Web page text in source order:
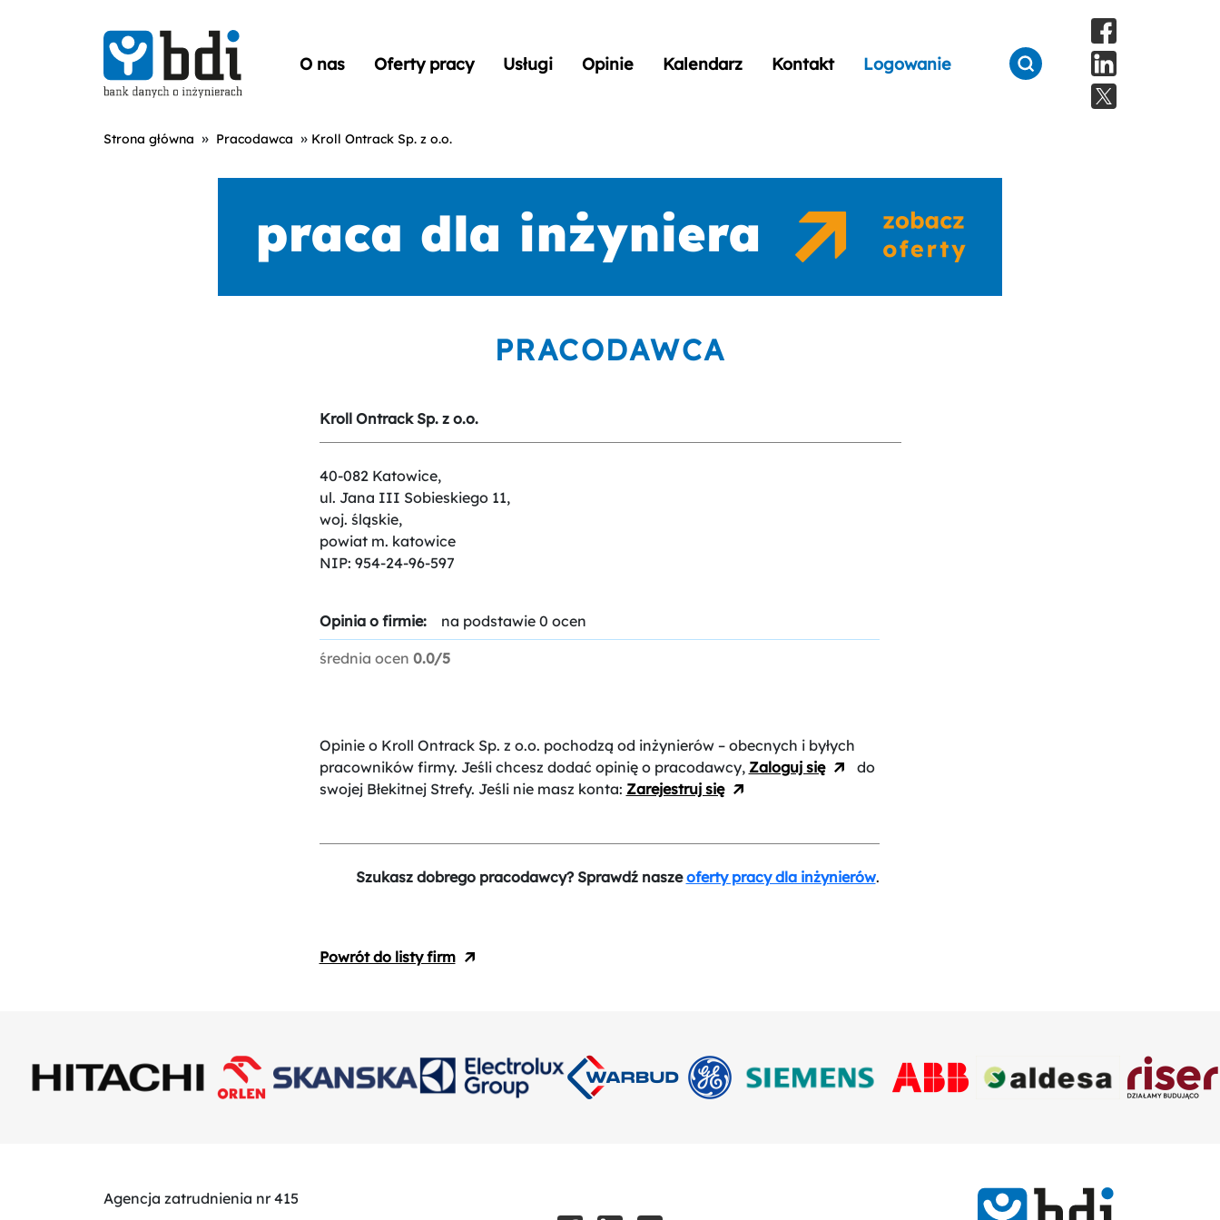
O nas Oferty pracy Usługi Opinie Kalendarz Kontakt Logowanie
Strona główna » Pracodawca » Kroll Ontrack Sp. z o.o.
PRACODAWCA
Kroll Ontrack Sp. z o.o.
40-082 Katowice,
ul. Jana III Sobieskiego 11,
woj. śląskie,
powiat m. katowice
NIP: 954-24-96-597
Opinia o firmie: na podstawie 0 ocen
średnia ocen 0.0/5
Opinie o Kroll Ontrack Sp. z o.o. pochodzą od inżynierów – obecnych i byłych
pracowników firmy. Jeśli chcesz dodać opinię o pracodawcy, Zaloguj się
do
swojej Błekitnej Strefy. Jeśli nie masz konta: Zarejestruj się
Szukasz dobrego pracodawcy? Sprawdź naszeoferty pracy dla inżynierów.
Powrót do listy firm
Agencja zatrudnienia nr 415